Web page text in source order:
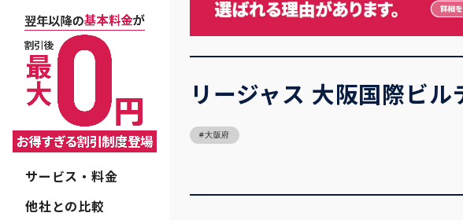
サービス・料金
他社との比較
リージャス 大阪国際ビ
大阪府